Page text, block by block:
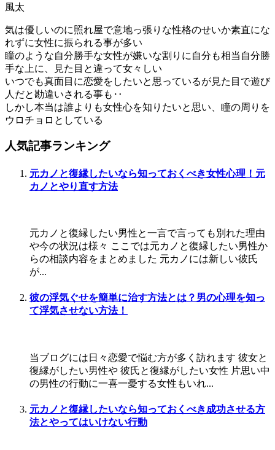
風太
気は優しいのに照れ屋で意地っ張りな性格のせいか素直にな
れずに女性に振られる事が多い
瞳のような自分勝手な女性が嫌いな割りに自分も相当自分勝
手な上に、見た目と違って女々しい
いつでも真面目に恋愛をしたいと思っているが見た目で遊び
人だと勘違いされる事も‥
しかし本当は誰よりも女性心を知りたいと思い、瞳の周りを
ウロチョロとしている
人気記事ランキング
元カノと復縁したいなら知っておくべき女性心理！元
カノとやり直す方法
元カノと復縁したい男性と一言で言っても別れた理由
や今の状況は様々 ここでは元カノと復縁したい男性か
らの相談内容をまとめました 元カノには新しい彼氏
が...
彼の浮気ぐせを簡単に治す方法とは？男の心理を知っ
て浮気させない方法！
当ブログには日々恋愛で悩む方が多く訪れます 彼女と
復縁がしたい男性や 彼氏と復縁がしたい女性 片思い中
の男性の行動に一喜一憂する女性もいれ...
元カノと復縁したいなら知っておくべき成功させる方
法とやってはいけない行動